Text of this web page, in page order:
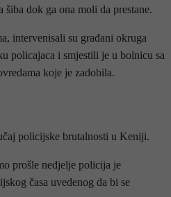
dok ga ona moli da prestane.
intervenisali su građani okruga
policajaca i smjestili je u bolnicu sa
koje je zadobila.
policijske brutalnosti u Keniji.
prošle nedjelje policija je
časa uvedenog da bi se